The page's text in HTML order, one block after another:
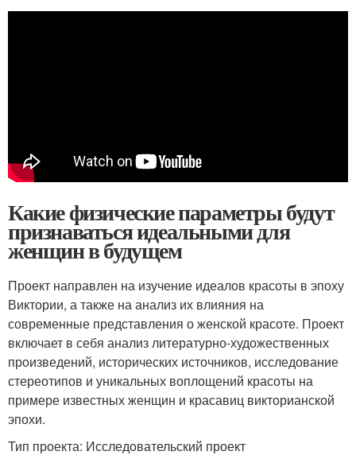
Какие физические параметры будут
признаваться идеальными для
женщин в будущем
Проект направлен на изучение идеалов красоты в эпоху
Виктории, а также на анализ их влияния на
современные представления о женской красоте. Проект
включает в себя анализ литературно-художественных
произведений, исторических источников, исследование
стереотипов и уникальных воплощений красоты на
примере известных женщин и красавиц викторианской
эпохи.
Тип проекта: Исследовательский проект